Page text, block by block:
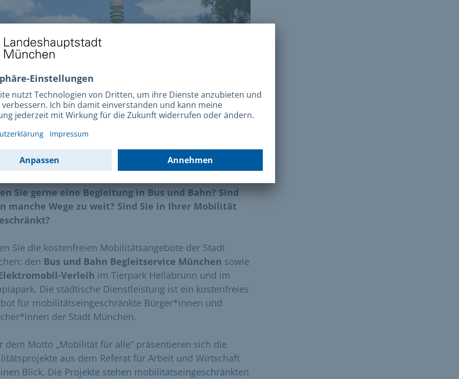
Städtischer Service Elektromobil-Verleih im Olympiapark
Sie gerne eine Begleitung in Bus und Bahn? Sind
manche Wege zu weit? Sind Sie in Ihrer Mobilität
Sie die kostenfreien Mobilitätsangebote der Stadt
den Bus und Bahn Begleitservice München sowie
Verleih im Tierpark Hellabrunn und im
Die städtische Dienstleistung ist ein kostenfreies
für mobilitätseingeschränkte Bürger*innen und
der Stadt München.
dem Motto „Mobilität für alle“ präsentieren sich die
aus dem Referat für Arbeit und Wirtschaft
Blick. Die Projekte stehen mobilitätseingeschränkten